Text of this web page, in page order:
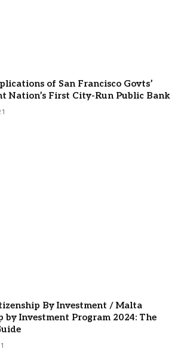
of San Francisco Govts’
Nation’s First City-Run Public Bank
By Investment / Malta
by Investment Program 2024: The